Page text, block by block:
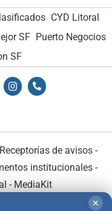
CYD Litoral
SF Puerto Negocios
SF
Receptorías de avisos -
institucionales-
- MediaKit
✕